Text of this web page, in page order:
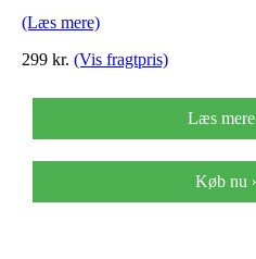
(Læs mere)
299 kr. (Vis fragtpris)
Læs
Køb nu